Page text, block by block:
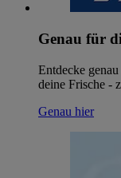
Genau für
Entdecke
deine Frische -
Genau hier